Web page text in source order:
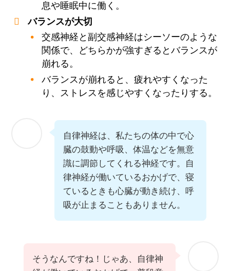
息や睡眠中に働く。
バランスが大切
交感神経と副交感神経はシーソーのような
関係で、どちらかが強すぎるとバランスが
崩れる。
バランスが崩れると、疲れやすくなった
り、ストレスを感じやすくなったりする。
自律神経は、私たちの体の中で心
臓の鼓動や呼吸、体温などを無意
識に調節してくれる神経です。自
律神経が働いているおかげで、寝
ているときも心臓が動き続け、呼
吸が止まることもありません。
そうなんですね！じゃあ、自律神